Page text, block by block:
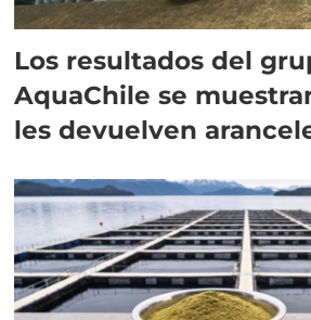
Los resultados del
AquaChile se
les devuelven